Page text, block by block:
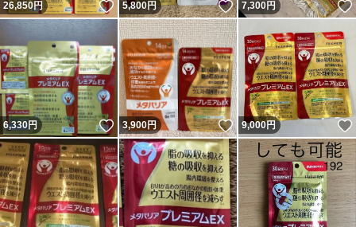
26,850円 いいね！
5,800円 いいね！
7,300円
6,330円 いいね！
3,900円 いいね！
9,000円